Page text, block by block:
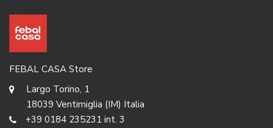
FEBAL CASA Store
Largo Torino, 1
18039 Ventimiglia (IM) Italia
+39 0184 235231 int. 3